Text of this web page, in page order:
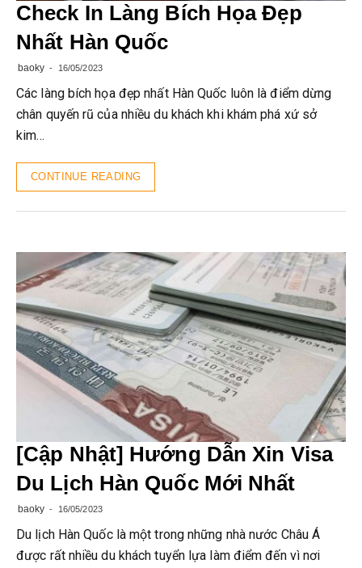
Check In Làng Bích Họa Đẹp
Nhất Hàn Quốc
baoky 16/05/2023
Các làng bích họa đẹp nhất Hàn Quốc luôn là điểm dừng
chân quyến rũ của nhiều du khách khi khám phá xứ sở
kim…
CONTINUE READING
[Cập Nhật] Hướng Dẫn Xin Visa
Du Lịch Hàn Quốc Mới Nhất
baoky 16/05/2023
Du lịch Hàn Quốc là một trong những nhà nước Châu Á
được rất nhiều du khách tuyển lựa làm điểm đến vì nơi